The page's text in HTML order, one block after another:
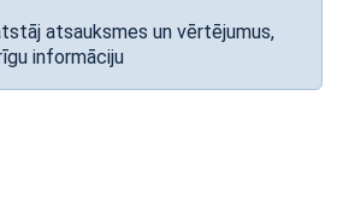
atsauksmes un vērtējumus,
informāciju